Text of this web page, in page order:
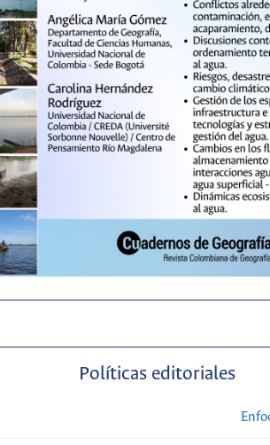
Políticas editoriales